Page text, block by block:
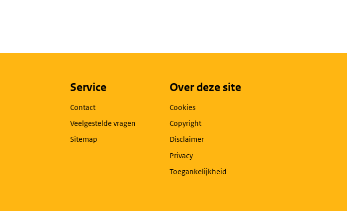
Service
Contact
Veelgestelde vragen
Sitemap
Over deze site
Cookies
Copyright
Disclaimer
Privacy
Toegankelijkheid